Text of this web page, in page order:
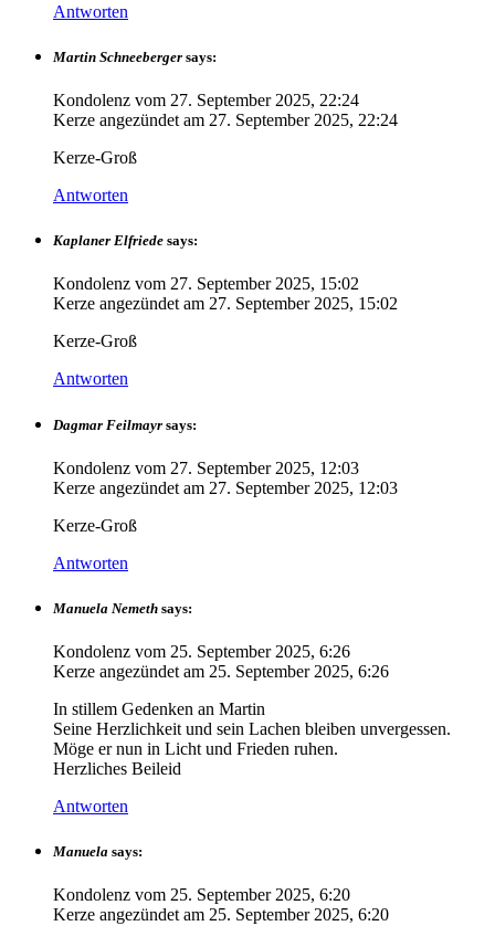
Antworten
Martin Schneeberger says:
Kondolenz vom 27. September 2025, 22:24
Kerze angezündet am 27. September 2025, 22:24
Kerze-Groß
Antworten
Kaplaner Elfriede says:
Kondolenz vom 27. September 2025, 15:02
Kerze angezündet am 27. September 2025, 15:02
Kerze-Groß
Antworten
Dagmar Feilmayr says:
Kondolenz vom 27. September 2025, 12:03
Kerze angezündet am 27. September 2025, 12:03
Kerze-Groß
Antworten
Manuela Nemeth says:
Kondolenz vom 25. September 2025, 6:26
Kerze angezündet am 25. September 2025, 6:26
In stillem Gedenken an Martin
Seine Herzlichkeit und sein Lachen bleiben unvergessen.
Möge er nun in Licht und Frieden ruhen.
Herzliches Beileid
Antworten
Manuela says:
Kondolenz vom 25. September 2025, 6:20
Kerze angezündet am 25. September 2025, 6:20